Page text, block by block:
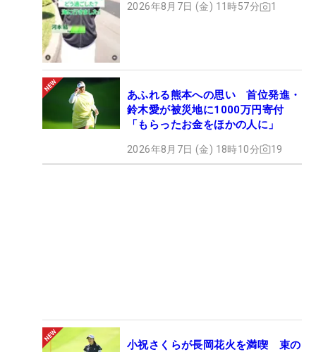
2026年8月7日 (金) 11時57分 1
あふれる熊本への思い 首位発進・
鈴木愛が被災地に1000万円寄付
「もらったお金をほかの人に」
2026年8月7日 (金) 18時10分 19
小祝さくらが長岡花火を満喫 束の